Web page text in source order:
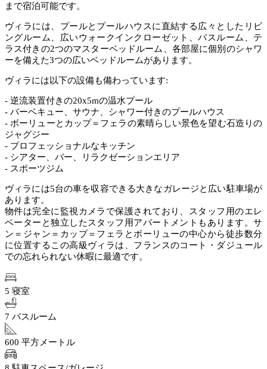
まで宿泊可能です。
ヴィラには、プールとプールハウスに直結する広々としたリビ
ングルーム、広いウォークインクローゼット、バスルーム、テ
ラス付きの2つのマスターベッドルーム、各部屋に個別のシャワ
ーを備えた3つの広いベッドルームがあります。
ヴィラには以下の設備も備わっています:
- 逆流装置付きの20x5mの温水プール
- バーベキュー、サウナ、シャワー付きのプールハウス
- ボーリューとカップ＝フェラの素晴らしい景色を望む石造りの
ジャグジー
- プロフェッショナルなキッチン
- シアター、バー、リラクゼーションエリア
- スポーツジム
ヴィラには5台の車を収容できる大きなガレージと広い駐車場が
あります。
物件は完全に監視カメラで保護されており、スタッフ用のエレ
ベーターと独立したスタッフ用アパートメントもあります。サ
ン＝ジャン＝カップ＝フェラとボーリューの中心から徒歩数分
に位置するこの高級ヴィラは、フランスのコート・ダジュール
での忘れられない休暇に最適です。
5 寝室
7 バスルーム
600 平方メートル